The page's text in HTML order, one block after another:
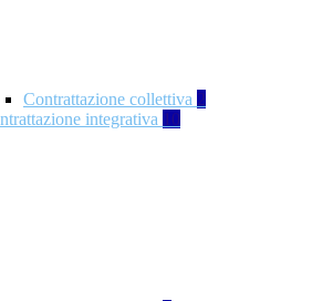
Contrattazione collettiva 2
integrativa 10